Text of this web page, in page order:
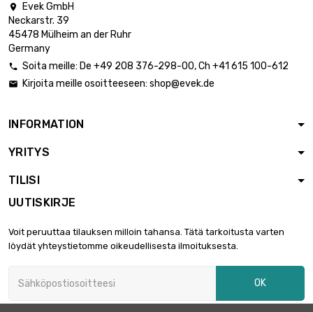

Evek GmbH
Neckarstr. 39
45478 Mülheim an der Ruhr
Germany
 Soita meille: De +49 208 376-298-00, Ch +41 615 100-612
 Kirjoita meille osoitteeseen: shop@evek.de
INFORMATION
YRITYS
TILISI
UUTISKIRJE
Voit peruuttaa tilauksen milloin tahansa. Tätä tarkoitusta varten
löydät yhteystietomme oikeudellisesta ilmoituksesta.
OK